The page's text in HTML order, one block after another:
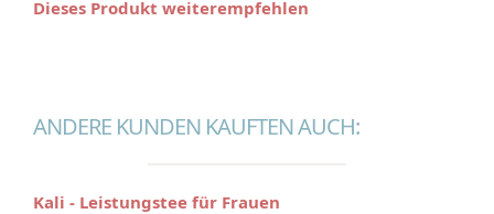
Dieses Produkt weiterempfehlen
ANDERE KUNDEN KAUFTEN AUCH:
Kali - Leistungstee für Frauen